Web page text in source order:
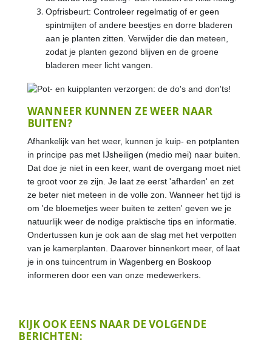
Opfrisbeurt: Controleer regelmatig of er geen
spintmijten of andere beestjes en dorre bladeren
aan je planten zitten. Verwijder die dan meteen,
zodat je planten gezond blijven en de groene
bladeren meer licht vangen.
WANNEER KUNNEN ZE WEER NAAR
BUITEN?
Afhankelijk van het weer, kunnen je kuip- en potplanten
in principe pas met IJsheiligen (medio mei) naar buiten.
Dat doe je niet in een keer, want de overgang moet niet
te groot voor ze zijn. Je laat ze eerst 'afharden' en zet
ze beter niet meteen in de volle zon. Wanneer het tijd is
om 'de bloemetjes weer buiten te zetten' geven we je
natuurlijk weer de nodige praktische tips en informatie.
Ondertussen kun je ook aan de slag met het verpotten
van je kamerplanten. Daarover binnenkort meer, of laat
je in ons tuincentrum in Wagenberg en Boskoop
informeren door een van onze medewerkers.
KIJK OOK EENS NAAR DE VOLGENDE
BERICHTEN: